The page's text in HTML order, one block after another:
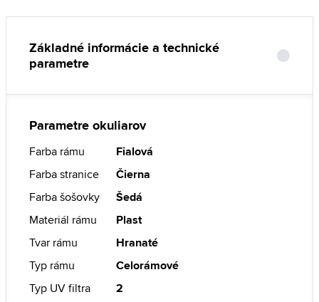
Základné informácie a technické
parametre
Parametre okuliarov
Farba rámu
Fialová
Farba stranice
Čierna
Farba šošovky
Šedá
Materiál rámu
Plast
Tvar rámu
Hranaté
Typ rámu
Celorámové
Typ UV filtra
2